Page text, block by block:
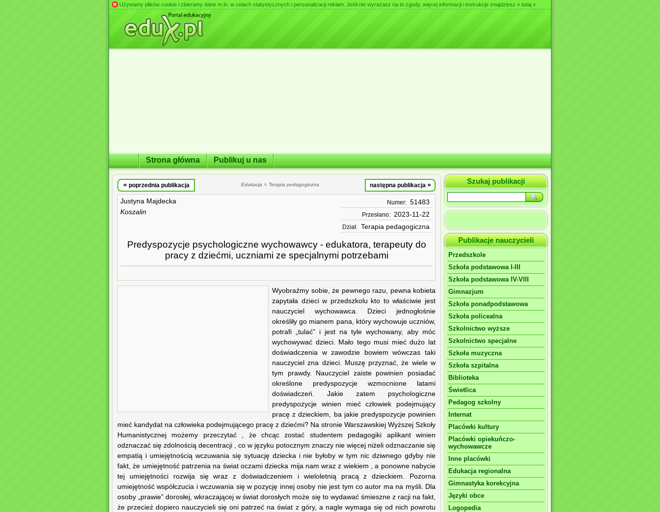
Używamy plików cookie i zbieramy dane m.in. w celach statystycznych i personalizacji reklam. Jeśli nie wyrażasz na to zgody, więcej informacji i instrukcje znajdziesz » tutaj «
Strona główna Publikuj u nas
« poprzednia publikacja Edukacja » Terapia pedagogiczna następna publikacja »
Justyna Majdecka
Koszalin
Numer: 51483
Przesłano: 2023-11-22
Dział: Terapia pedagogiczna
Predyspozycje psychologiczne wychowawcy - edukatora, terapeuty do
pracy z dziećmi, uczniami ze specjalnymi potrzebami
Wyobraźmy sobie, że pewnego razu, pewna kobieta
zapytała dzieci w przedszkolu kto to właściwie jest
nauczyciel wychowawca. Dzieci jednogłośnie
określiły go mianem pana, który wychowuje uczniów,
potrafi „tulać” i jest na tyle wychowany, aby móc
wychowywać dzieci. Mało tego musi mieć dużo lat
doświadczenia w zawodzie bowiem wówczas taki
nauczyciel zna dzieci. Muszę przyznać, że wiele w
tym prawdy. Nauczyciel zaiste powinien posiadać
określone predyspozycje wzmocnione latami
doświadczeń. Jakie zatem psychologiczne
predyspozycje winien mieć człowiek podejmujący
pracę z dzieckiem, ba jakie predyspozycje powinien
mieć kandydat na człowieka podejmującego pracę z dziećmi? Na stronie Warszawskiej Wyższej Szkoły
Humanistycznej możemy przeczytać , że chcąc zostać studentem pedagogiki aplikant winien
odznaczać się zdolnością decentracji , co w języku potocznym znaczy nie więcej niżeli odznaczanie się
empatią i umiejętnością wczuwania się sytuację dziecka i nie byłoby w tym nic dziwnego gdyby nie
fakt, że umiejętność patrzenia na świat oczami dziecka mija nam wraz z wiekiem , a ponowne nabycie
tej umiejętności rozwija się wraz z doświadczeniem i wieloletnią pracą z dzieckiem. Pozorna
umiejętność współczucia i wczuwania się w pozycję innej osoby nie jest tym co autor ma na myśli. Dla
osoby „prawie” dorosłej, wkraczającej w świat dorosłych może się to wydawać śmieszne z racji na fakt,
że przecież dopiero nauczycieli się oni patrzeć na świat z góry, a nagle wymaga się od nich powrotu
Szukaj publikacji
Publikacje nauczycieli
Przedszkole
Szkoła podstawowa I-III
Szkoła podstawowa IV-VIII
Gimnazjum
Szkoła ponadpodstawowa
Szkoła policealna
Szkolnictwo wyższe
Szkolnictwo specjalne
Szkoła muzyczna
Szkoła szpitalna
Biblioteka
Świetlica
Pedagog szkolny
Internat
Placówki kultury
Placówki opiekuńczo-
wychowawcze
Inne placówki
Edukacja regionalna
Gimnastyka korekcyjna
Języki obce
Logopedia